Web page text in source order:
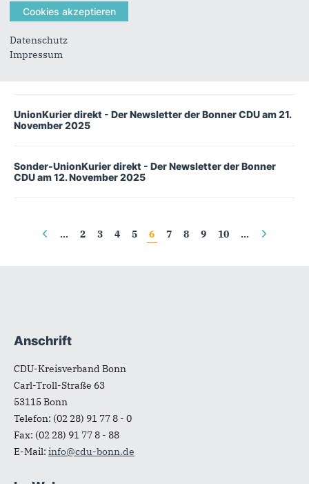
Kreisverbandes
Sonder-UnionKurier direkt - Der Newsletter der Bonner
UnionKurier direkt - Der Newsletter der Bonner CDU am 21.
November 2025
Sonder-UnionKurier direkt - Der Newsletter der Bonner
CDU am 12. November 2025
Seiten… 2 3 4 5 6 7 8 9 10 …
Fußbereich
Anschrift
CDU-Kreisverband Bonn
Carl-Troll-Straße 63
53115Bonn
Telefon: (02 28) 91 77 8 - 0
Fax: (02 28) 91 77 8 - 88
E-Mail: info@cdu-bonn.de
Datenschutz
Impressum